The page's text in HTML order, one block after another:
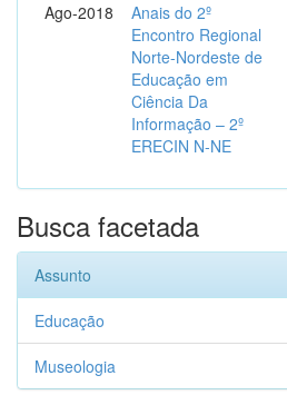
Ago-2018
Anais do 2º
Encontro Regional
Norte-Nordeste de
Educação em
Ciência Da
Informação – 2º
ERECIN N-NE
Busca facetada
Assunto
Educação
Museologia